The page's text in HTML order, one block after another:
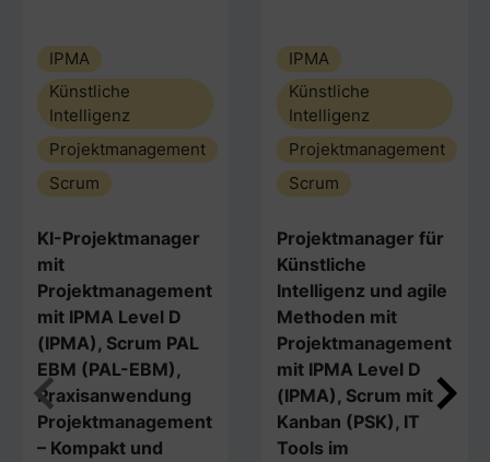
IPMA
Künstliche
Intelligenz
Projektmanagement
Scrum
KI-Projektmanager
mit
Projektmanagement
mit IPMA Level D
(IPMA), Scrum PAL
EBM (PAL-EBM),
Praxisanwendung
Projektmanagement
– Kompakt und
IPMA
Künstliche
Intelligenz
Projektmanagement
Scrum
Projektmanager für
Künstliche
Intelligenz und agile
Methoden mit
Projektmanagement
mit IPMA Level D
(IPMA), Scrum mit
Kanban (PSK), IT
Tools im